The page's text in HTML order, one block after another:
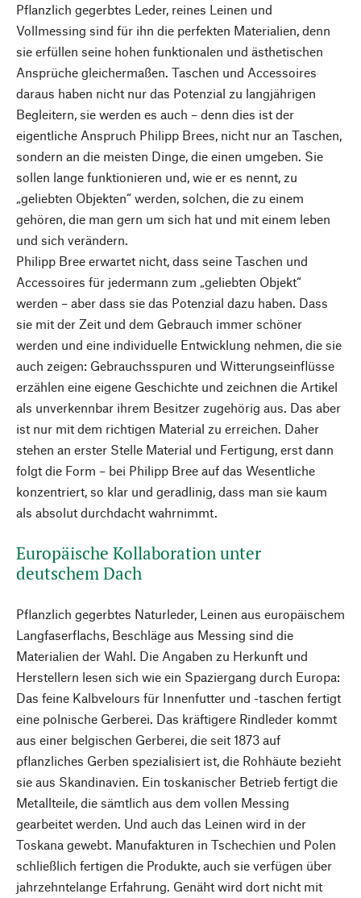
Pflanzlich gegerbtes Leder, reines Leinen und
Vollmessing sind für ihn die perfekten Materialien, denn
sie erfüllen seine hohen funktionalen und ästhetischen
Ansprüche gleichermaßen. Taschen und Accessoires
daraus haben nicht nur das Potenzial zu langjährigen
Begleitern, sie werden es auch – denn dies ist der
eigentliche Anspruch Philipp Brees, nicht nur an Taschen,
sondern an die meisten Dinge, die einen umgeben. Sie
sollen lange funktionieren und, wie er es nennt, zu
„geliebten Objekten“ werden, solchen, die zu einem
gehören, die man gern um sich hat und mit einem leben
und sich verändern.
Philipp Bree erwartet nicht, dass seine Taschen und
Accessoires für jedermann zum „geliebten Objekt“
werden – aber dass sie das Potenzial dazu haben. Dass
sie mit der Zeit und dem Gebrauch immer schöner
werden und eine individuelle Entwicklung nehmen, die sie
auch zeigen: Gebrauchsspuren und Witterungseinflüsse
erzählen eine eigene Geschichte und zeichnen die Artikel
als unverkennbar ihrem Besitzer zugehörig aus. Das aber
ist nur mit dem richtigen Material zu erreichen. Daher
stehen an erster Stelle Material und Fertigung, erst dann
folgt die Form – bei Philipp Bree auf das Wesentliche
konzentriert, so klar und geradlinig, dass man sie kaum
als absolut durchdacht wahrnimmt.
Europäische Kollaboration unter
deutschem Dach
Pflanzlich gegerbtes Naturleder, Leinen aus europäischem
Langfaserflachs, Beschläge aus Messing sind die
Materialien der Wahl. Die Angaben zu Herkunft und
Herstellern lesen sich wie ein Spaziergang durch Europa:
Das feine Kalbvelours für Innenfutter und -taschen fertigt
eine polnische Gerberei. Das kräftigere Rindleder kommt
aus einer belgischen Gerberei, die seit 1873 auf
pflanzliches Gerben spezialisiert ist, die Rohhäute bezieht
sie aus Skandinavien. Ein toskanischer Betrieb fertigt die
Metallteile, die sämtlich aus dem vollen Messing
gearbeitet werden. Und auch das Leinen wird in der
Toskana gewebt. Manufakturen in Tschechien und Polen
schließlich fertigen die Produkte, auch sie verfügen über
jahrzehntelange Erfahrung. Genäht wird dort nicht mit